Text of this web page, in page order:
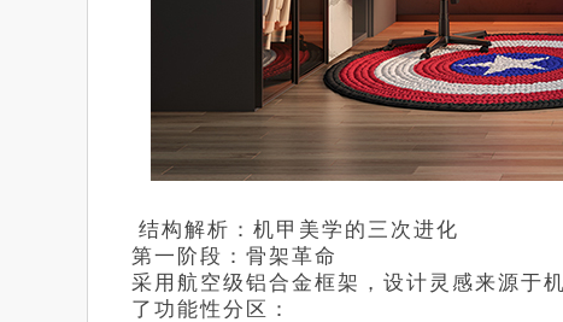
结构解析：机甲美学的三次进化
第一阶段：骨架革命
采用航空级铝合金框架，设计灵感来源于
了功能性分区：